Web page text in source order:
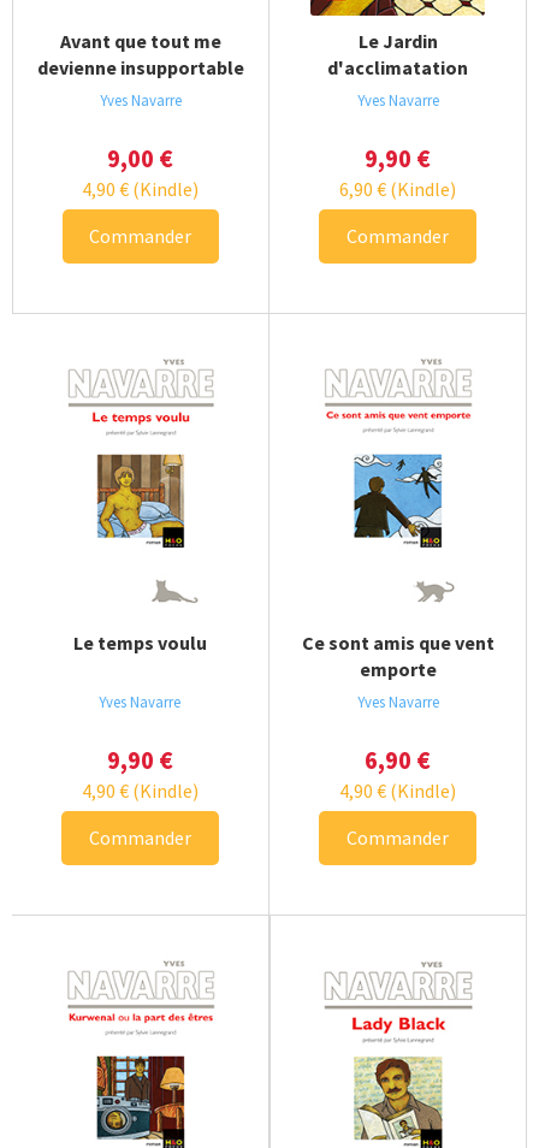
Avant que tout me
devienne insupportable
Yves Navarre
9,00 €
4,90€ (Kindle)
Commander
Le Jardin
d'acclimatation
Yves Navarre
9,90 €
6,90€ (Kindle)
Commander
Le temps voulu
Yves Navarre
9,90 €
4,90 €(Kindle)
Commander
Ce sont amis que vent
emporte
Yves Navarre
6,90 €
4,90€ (Kindle)
Commander